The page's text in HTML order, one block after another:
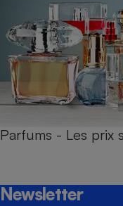
Parfums - Les prix
Newsletter